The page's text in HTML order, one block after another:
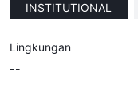
INSTITUTIONAL
Lingkungan
--